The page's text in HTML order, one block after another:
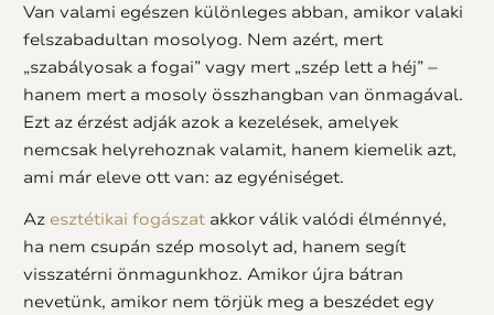
Van valami egészen különleges abban, amikor valaki
felszabadultan mosolyog. Nem azért, mert
„szabályosak a fogai” vagy mert „szép lett a héj” –
hanem mert a mosoly összhangban van önmagával.
Ezt az érzést adják azok a kezelések, amelyek
nemcsak helyrehoznak valamit, hanem kiemelik azt,
ami már eleve ott van: az egyéniséget.
Az esztétikai fogászat akkor válik valódi élménnyé,
ha nem csupán szép mosolyt ad, hanem segít
visszatérni önmagunkhoz. Amikor újra bátran
nevetünk, amikor nem törjük meg a beszédet egy